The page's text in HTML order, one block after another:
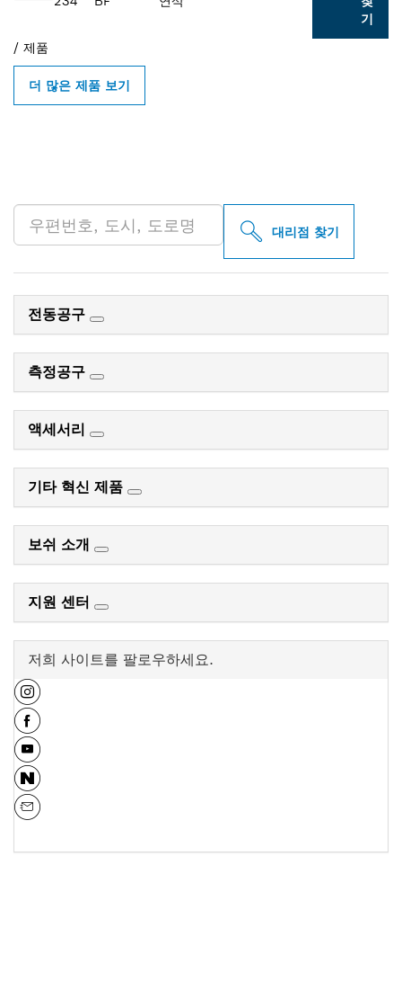
기
/ 제품
더 많은 제품 보기
대리점 찾기
전동공구
측정공구
액세서리
기타 혁신 제품
보쉬 소개
지원 센터
저희 사이트를 팔로우하세요.